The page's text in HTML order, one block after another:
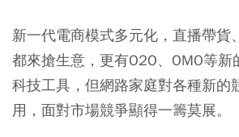
新一代電商模式多元化，直播帶貨
都來搶生意，更有O2O、OMO等
科技工具，但網路家庭對各種新的
用，面對市場競爭顯得一籌莫展。